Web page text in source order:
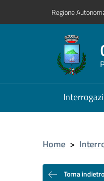
Regione
Home >
Torna indietro